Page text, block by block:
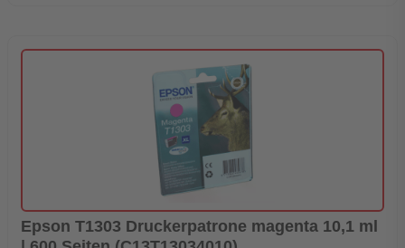
Epson T1303 Druckerpatrone magenta 10,1 ml